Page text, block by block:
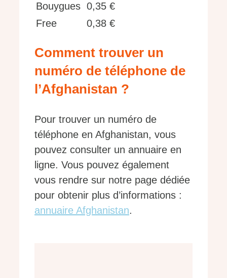
Bouygues 0,35 €
Free
0,38 €
Comment trouver un
numéro de téléphone de
l’Afghanistan ?
Pour trouver un numéro de
téléphone en Afghanistan, vous
pouvez consulter un annuaire en
ligne. Vous pouvez également
vous rendre sur notre page dédiée
pour obtenir plus d’informations :
annuaire Afghanistan.